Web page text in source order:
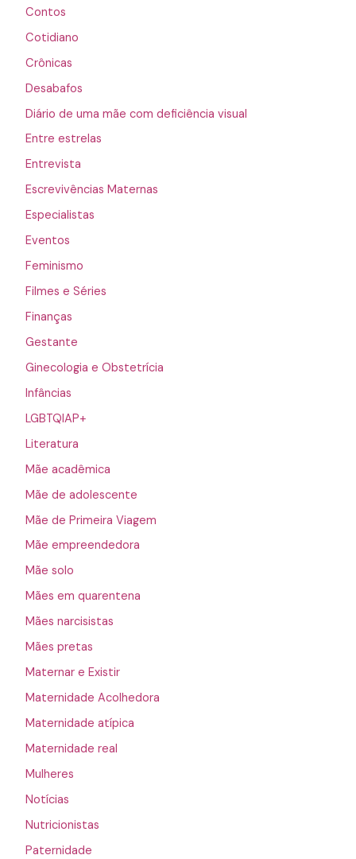
Contos
Cotidiano
Crônicas
Desabafos
Diário de uma mãe com deficiência visual
Entre estrelas
Entrevista
Escrevivências Maternas
Especialistas
Eventos
Feminismo
Filmes e Séries
Finanças
Gestante
Ginecologia e Obstetrícia
Infâncias
LGBTQIAP+
Literatura
Mãe acadêmica
Mãe de adolescente
Mãe de Primeira Viagem
Mãe empreendedora
Mãe solo
Mães em quarentena
Mães narcisistas
Mães pretas
Maternar e Existir
Maternidade Acolhedora
Maternidade atípica
Maternidade real
Mulheres
Notícias
Nutricionistas
Paternidade